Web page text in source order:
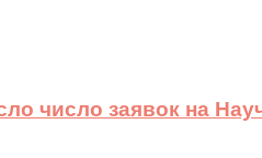
число заявок на